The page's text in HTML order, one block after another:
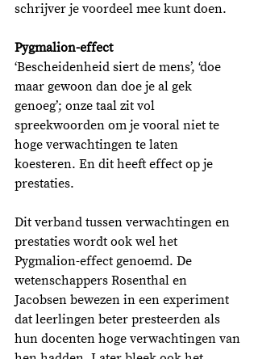
schrijver je voordeel mee kunt doen.
Pygmalion-effect
‘Bescheidenheid siert de mens’, ‘doe
maar gewoon dan doe je al gek
genoeg’; onze taal zit vol
spreekwoorden om je vooral niet te
hoge verwachtingen te laten
koesteren. En dit heeft effect op je
prestaties.
Dit verband tussen verwachtingen en
prestaties wordt ook wel het
Pygmalion-effect genoemd. De
wetenschappers Rosenthal en
Jacobsen bewezen in een experiment
dat leerlingen beter presteerden als
hun docenten hoge verwachtingen van